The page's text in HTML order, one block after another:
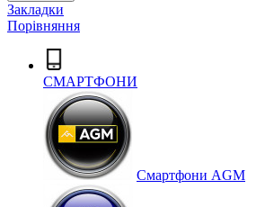
Закладки
Порівняння
СМАРТФОНИ
Cмартфони AGM